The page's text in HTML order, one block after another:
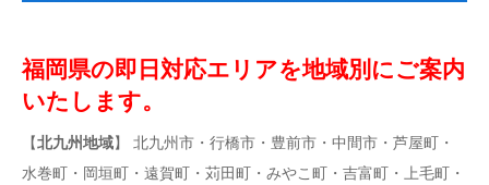
福岡県の即日対応エリアを地域別にご案内
いたします。
【北九州地域】 北九州市・行橋市・豊前市・中間市・芦屋町・
水巻町・岡垣町・遠賀町・苅田町・みやこ町・吉富町・上毛町・